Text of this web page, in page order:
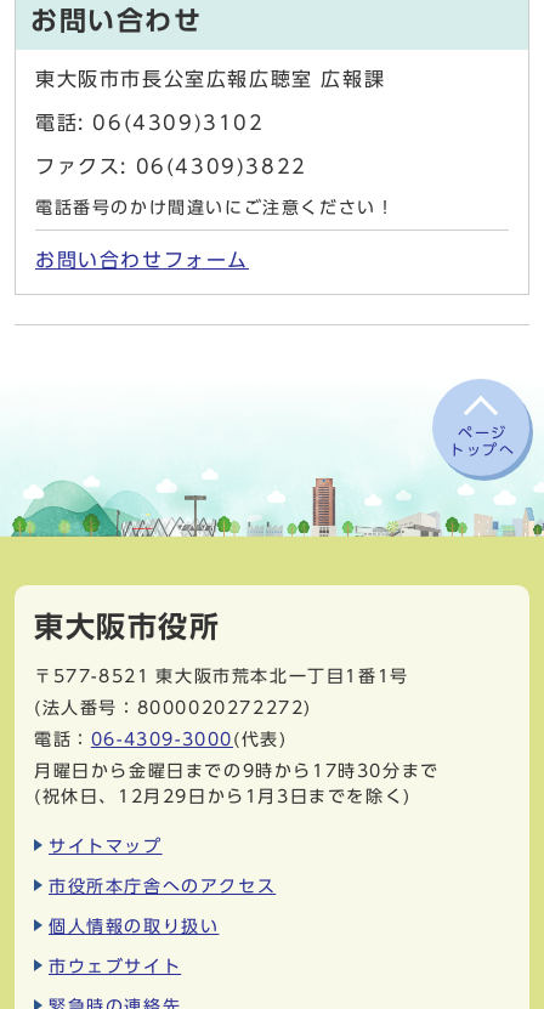
お問い合わせ
東大阪市市長公室広報広聴室 広報課
電話: 06(4309)3102
ファクス: 06(4309)3822
電話番号のかけ間違いにご注意ください！
お問い合わせフォーム
ページ
トップへ
東大阪市役所
〒577-8521
東大阪市荒本北一丁目1番1号
(法人番号：8000020272272)
電話： 06-4309-3000 (代表)
月曜日から金曜日までの9時から17時30分まで
(祝休日、12月29日から1月3日までを除く)
サイトマップ
市役所本庁舎へのアクセス
個人情報の取り扱い
市ウェブサイト